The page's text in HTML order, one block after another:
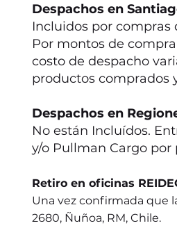
Despachos en
Incluidos por compras
Por montos de
costo de despacho
productos comprados
Despachos en
No están Incluídos.
y/o Pullman Cargo por
Retiro en oficinas
Una vez confirmada que
2680, Ñuñoa, RM, Chile.